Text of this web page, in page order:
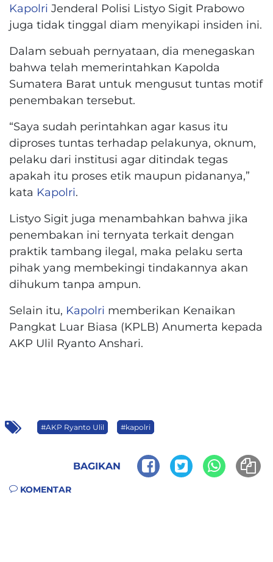
Kapolri Jenderal Polisi Listyo Sigit Prabowo
juga tidak tinggal diam menyikapi insiden ini.
Dalam sebuah pernyataan, dia menegaskan
bahwa telah memerintahkan Kapolda
Sumatera Barat untuk mengusut tuntas motif
penembakan tersebut.
“Saya sudah perintahkan agar kasus itu
diproses tuntas terhadap pelakunya, oknum,
pelaku dari institusi agar ditindak tegas
apakah itu proses etik maupun pidananya,”
kata Kapolri.
Listyo Sigit juga menambahkan bahwa jika
penembakan ini ternyata terkait dengan
praktik tambang ilegal, maka pelaku serta
pihak yang membekingi tindakannya akan
dihukum tanpa ampun.
Selain itu, Kapolri memberikan Kenaikan
Pangkat Luar Biasa (KPLB) Anumerta kepada
AKP Ulil Ryanto Anshari.
#AKP Ryanto Ulil #kapolri
BAGIKAN
KOMENTAR